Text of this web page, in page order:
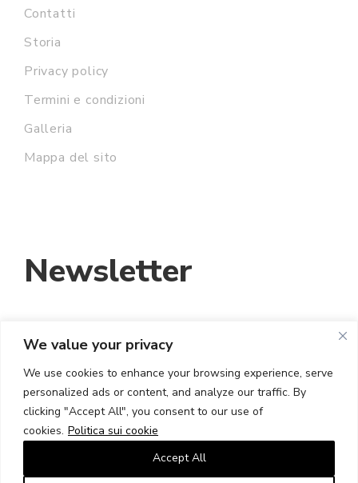
We value your privacy
We use cookies to enhance your browsing experience, serve
personalized ads or content, and analyze our traffic. By
clicking "Accept All", you consent to our use of
cookies. Politica sui cookie
Accept All
Contatti
Storia
Privacy policy
Termini e condizioni
Galleria
Mappa del sito
Newsletter
INDIRIZZO EMAIL:
HO LETTO E ACCETTO I TERMINI E LE
CONDIZIONI